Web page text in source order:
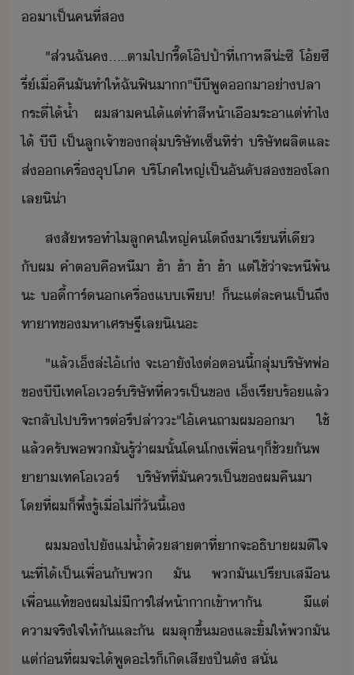
า​เป็​คที​่​ส
"​ส่​ฉั​ค​.....​ตา​ไป​รี๊​โ๊ป​ป้า​ที่​เาหลี​่ะ​ซิ​ ​โ้​ซี​
รี่​์​เื่คื​ั​ทำให้​ฉั​ฟิ​า​"​ีี​พู​า​่า​ปลา​
ระี่ไ้้ำ​ ​ผ​สา​ค​ไ้​แต่​ทำ​สีห้า​เืระา​แต่​ทำ​ไ​
ไ้​ ​ีี​ ​เป็​ลู​เจ้าข​ลุ่​ริษัท​เซ็​ทิ​ร่า​ ​ริษัท​ผลิต​และ​
ส่​เครื่ุปโภค​ ​ริโภค​ใหญ่​เป็ั​ั​ส​ข​โล​
เล​ิ​่า
สสั​หร​ทำไ​ลู​คใหญ่คโต​ถึ​าเรี​ที​่​เี​
ั​ผ​ ​คำต​คื​หี​า​ ​ฮ้า​ ​ฮ้า​ ​ฮ้า​ ​ฮ้า​ ​แต่​ใช้​่า​จะ​หี​พ้​
ะ​ ​ี้าร์​​เครื่แ​เพี​!​ ​็​ะ​แต่ละค​เป็​ถึ​
ทาาท​ข​หาเศรษฐี​เล​ิ​เะ
"​แล้​เ็​ล่ะ​ไ้​เ่​ ​จะ​เา​ัไ​ต่​ตี้​ลุ่​ริษัท​พ่​
ข​ีี​เทค​โเร์​ริษัท​ที่​คร​เป็​ข​ ​เ็​เรีร้​แล้​
​จะ​ลั​ไป​ริหาร​ต่​รึปล่า​ะ​"​ไ้​เค​ถา​ผ​า​ ​ใช้
แล้​ครั​พ​พ​ั​รู้​่า​ผ​ั้​โ​โ​เพื่​ๆ​็ช​้​ั​พ​
าา​เทค​โเร์​ ​ริษัท​ที่​ั​คร​เป็​ข​ผ​คื​า​ ​
โที่​ผ​็พึ​้​รู้​เื่​ไ่​ี่​ัี้​เ
ผ​​ไป​ั​แ่้ำ​้​สาตา​ที่​า​จะ​ธิา​ผ​ีใจ​
ะที​่​ไ้​เป็เพื่​ั​พ​ ​ั​ ​พ​ั​เปรีเสื​
เพื่แท้​ข​ผ​ไ่ี​าร​ใส่ห้าา​เข้าหา​ั​ ​ี​แต่​
คาจริใจ​ให้​ัและั​ ​ผ​ลุขึ้​​และ​ิ้​ให้​พ​ั​
แต่่​ที่​ผ​จะ​ไ้​พู​ะไร​็​เิ​เสี​ปื​ั​ ​สั่